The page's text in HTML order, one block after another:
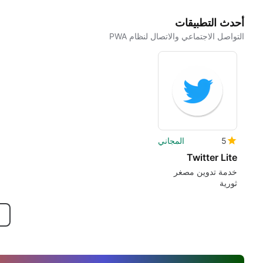
أحدث التطبيقات
التواصل الاجتماعي والاتصال لنظام PWA
5 المجاني
Twitter Lite
خدمة تدوين مصغر
ثورية